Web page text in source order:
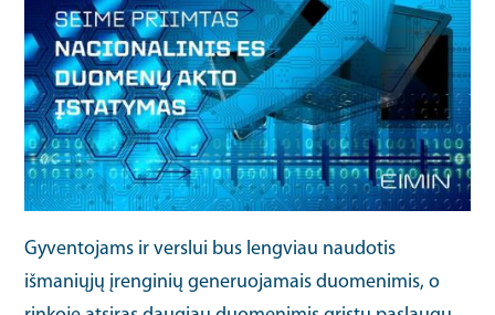
Gyventojams ir verslui bus lengviau naudotis
išmaniųjų įrenginių generuojamais duomenimis, o